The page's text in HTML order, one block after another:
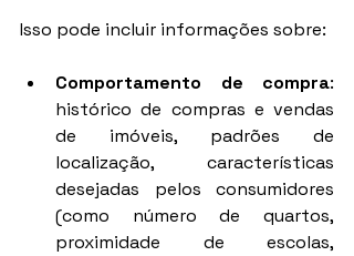
Isso pode incluir informações sobre:
Comportamento de compra:
histórico de compras e vendas
de imóveis, padrões de
localização, características
desejadas pelos consumidores
(como número de quartos,
proximidade de escolas,